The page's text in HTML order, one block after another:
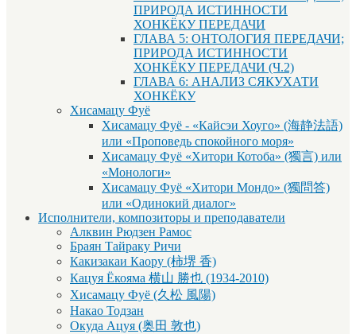
ПРИРОДА ИСТИННОСТИ
ХОНКЁКУ ПЕРЕДАЧИ
ГЛАВА 5: ОНТОЛОГИЯ ПЕРЕДАЧИ;
ПРИРОДА ИСТИННОСТИ
ХОНКЁКУ ПЕРЕДАЧИ (Ч.2)
ГЛАВА 6: АНАЛИЗ СЯКУХАТИ
ХОНКЁКУ
Хисамацу Фуё
Хисамацу Фуё - «Кайсэи Хоуго» (海静法語)
или «Проповедь спокойного моря»
Хисамацу Фуё «Хитори Котоба» (獨言) или
«Монологи»
Хисамацу Фуё «Хитори Мондо» (獨問答)
или «Одинокий диалог»
Исполнители, композиторы и преподаватели
Алквин Рюдзен Рамос
Браян Тайраку Ричи
Какизакаи Каору (柿堺 香)
Кацуя Ёкояма 横山 勝也 (1934-2010)
Хисамацу Фуё (久松 風陽)
Накао Тодзан
Окуда Ацуя (奥田 敦也)